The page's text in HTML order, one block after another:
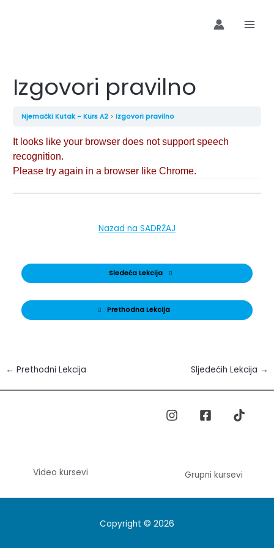
Izgovori pravilno
Njemački Kutak – Kurs A2 Izgovori pravilno
Prethodna Lekcija
Nazad na SADRŽAJ
Sledeća Lekcija
← Prethodni Lekcija Sljedećih Lekcija →
Video kursevi Grupni kursevi
Copyright © 2026